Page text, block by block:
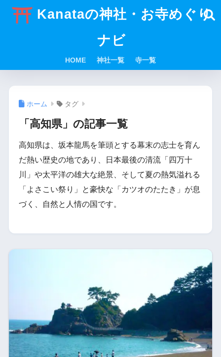
Kanataの神社・お寺めぐり
ナビ
HOME 神社一覧 寺一覧
ホーム タグ
「高知県」の記事一覧
高知県は、坂本龍馬を筆頭とする幕末の志士を育ん
だ熱い歴史の地であり、日本最後の清流「四万十
川」や太平洋の雄大な絶景、そして夏の熱気溢れる
「よさこい祭り」と豪快な「カツオのたたき」が息
づく、自然と人情の国です。